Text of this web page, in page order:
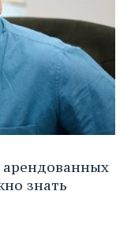
знать